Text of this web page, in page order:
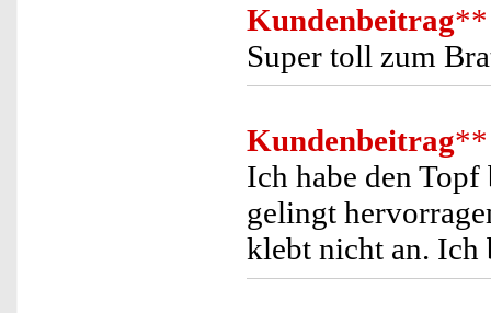
Kundenbeitrag**
Super toll zum
Kundenbeitrag**
Ich habe den
gelingt
klebt nicht an. Ich